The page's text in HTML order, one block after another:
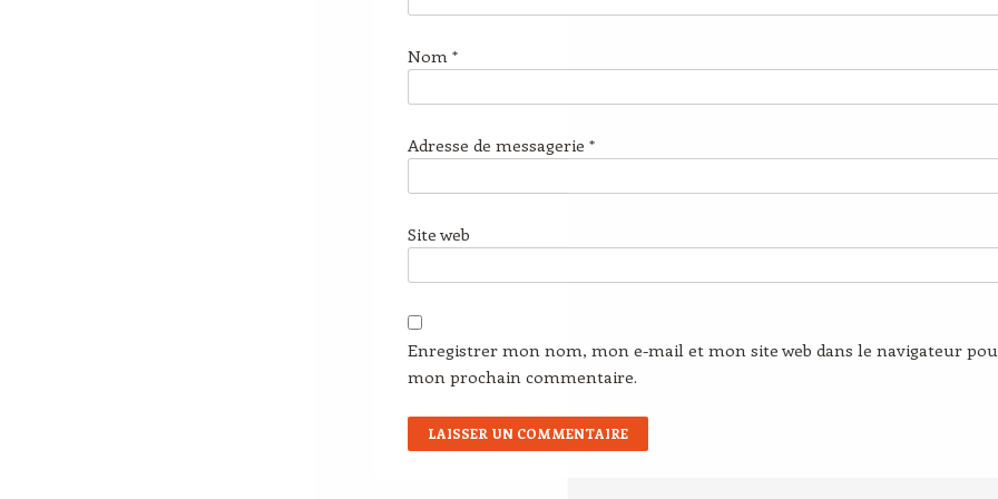
Nom *
Adresse de messagerie *
Site web
Enregistrer mon nom, mon e-mail et mon site web dans le navigateur
mon prochain commentaire.